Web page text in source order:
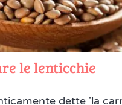
le lenticchie
dette 'la